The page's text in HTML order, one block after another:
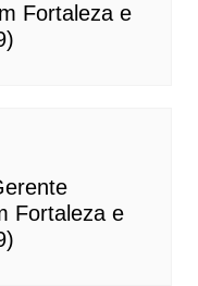
Fortaleza e
Fortaleza e